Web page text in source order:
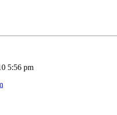
5:56 pm